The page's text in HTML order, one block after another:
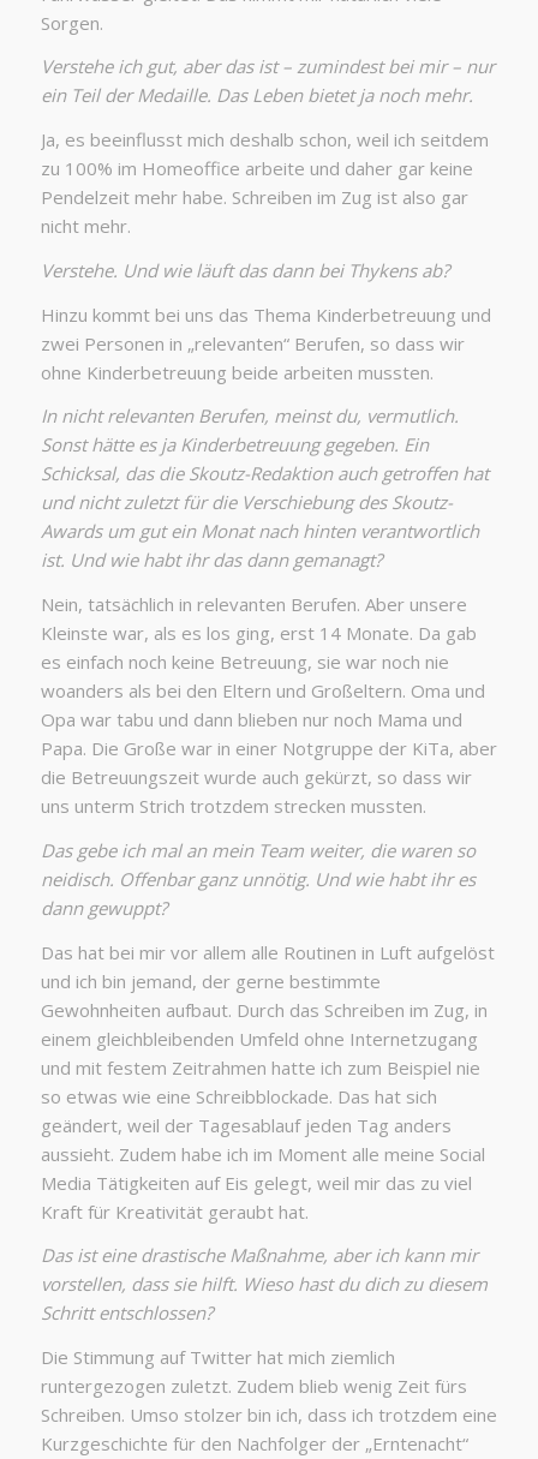
Sorgen.
Verstehe ich gut, aber das ist – zumindest bei mir – nur
ein Teil der Medaille. Das Leben bietet ja noch mehr.
Ja, es beeinflusst mich deshalb schon, weil ich seitdem
zu 100% im Homeoffice arbeite und daher gar keine
Pendelzeit mehr habe. Schreiben im Zug ist also gar
nicht mehr.
Verstehe. Und wie läuft das dann bei Thykens ab?
Hinzu kommt bei uns das Thema Kinderbetreuung und
zwei Personen in „relevanten“ Berufen, so dass wir
ohne Kinderbetreuung beide arbeiten mussten.
In nicht relevanten Berufen, meinst du, vermutlich.
Sonst hätte es ja Kinderbetreuung gegeben. Ein
Schicksal, das die Skoutz-Redaktion auch getroffen hat
und nicht zuletzt für die Verschiebung des Skoutz-
Awards um gut ein Monat nach hinten verantwortlich
ist. Und wie habt ihr das dann gemanagt?
Nein, tatsächlich in relevanten Berufen. Aber unsere
Kleinste war, als es los ging, erst 14 Monate. Da gab
es einfach noch keine Betreuung, sie war noch nie
woanders als bei den Eltern und Großeltern. Oma und
Opa war tabu und dann blieben nur noch Mama und
Papa. Die Große war in einer Notgruppe der KiTa, aber
die Betreuungszeit wurde auch gekürzt, so dass wir
uns unterm Strich trotzdem strecken mussten.
Das gebe ich mal an mein Team weiter, die waren so
neidisch. Offenbar ganz unnötig. Und wie habt ihr es
dann gewuppt?
Das hat bei mir vor allem alle Routinen in Luft aufgelöst
und ich bin jemand, der gerne bestimmte
Gewohnheiten aufbaut. Durch das Schreiben im Zug, in
einem gleichbleibenden Umfeld ohne Internetzugang
und mit festem Zeitrahmen hatte ich zum Beispiel nie
so etwas wie eine Schreibblockade. Das hat sich
geändert, weil der Tagesablauf jeden Tag anders
aussieht. Zudem habe ich im Moment alle meine Social
Media Tätigkeiten auf Eis gelegt, weil mir das zu viel
Kraft für Kreativität geraubt hat.
Das ist eine drastische Maßnahme, aber ich kann mir
vorstellen, dass sie hilft. Wieso hast du dich zu diesem
Schritt entschlossen?
Die Stimmung auf Twitter hat mich ziemlich
runtergezogen zuletzt. Zudem blieb wenig Zeit fürs
Schreiben. Umso stolzer bin ich, dass ich trotzdem eine
Kurzgeschichte für den Nachfolger der „Erntenacht“